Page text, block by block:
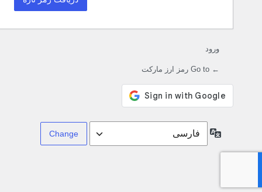
ورود
← Go to رمز ارز مارکت
زبان